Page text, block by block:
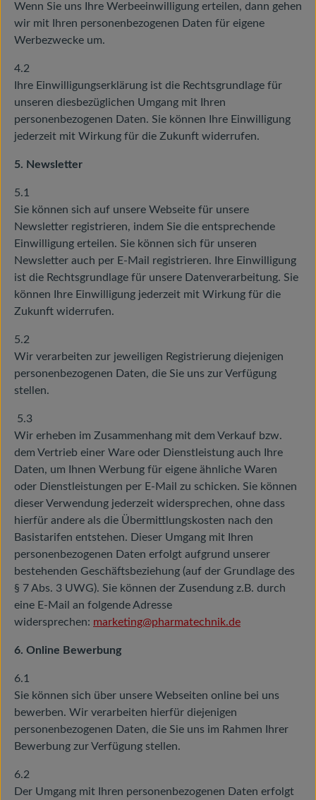
Wenn Sie uns Ihre Werbeeinwilligung erteilen, dann gehen
wir mit Ihren personenbezogenen Daten für eigene
Werbezwecke um.
4.2
Ihre Einwilligungserklärung ist die Rechtsgrundlage für
unseren diesbezüglichen Umgang mit Ihren
personenbezogenen Daten. Sie können Ihre Einwilligung
jederzeit mit Wirkung für die Zukunft widerrufen.
5. Newsletter
5.1
Sie können sich auf unsere Webseite für unsere
Newsletter registrieren, indem Sie die entsprechende
Einwilligung erteilen. Sie können sich für unseren
Newsletter auch per E-Mail registrieren. Ihre Einwilligung
ist die Rechtsgrundlage für unsere Datenverarbeitung. Sie
können Ihre Einwilligung jederzeit mit Wirkung für die
Zukunft widerrufen.
5.2
Wir verarbeiten zur jeweiligen Registrierung diejenigen
personenbezogenen Daten, die Sie uns zur Verfügung
stellen.
5.3
Wir erheben im Zusammenhang mit dem Verkauf bzw.
dem Vertrieb einer Ware oder Dienstleistung auch Ihre
Daten, um Ihnen Werbung für eigene ähnliche Waren
oder Dienstleistungen per E-Mail zu schicken. Sie können
dieser Verwendung jederzeit widersprechen, ohne dass
hierfür andere als die Übermittlungskosten nach den
Basistarifen entstehen. Dieser Umgang mit Ihren
personenbezogenen Daten erfolgt aufgrund unserer
bestehenden Geschäftsbeziehung (auf der Grundlage des
§ 7 Abs. 3 UWG). Sie können der Zusendung z.B. durch
eine E-Mail an folgende Adresse
widersprechen: marketing@pharmatechnik.de
6. Online Bewerbung
6.1
Sie können sich über unsere Webseiten online bei uns
bewerben. Wir verarbeiten hierfür diejenigen
personenbezogenen Daten, die Sie uns im Rahmen Ihrer
Bewerbung zur Verfügung stellen.
6.2
Der Umgang mit Ihren personenbezogenen Daten erfolgt